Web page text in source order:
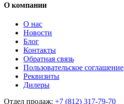
О компании
О нас
Новости
Блог
Контакты
Обратная связь
Пользовательское соглашение
Реквизиты
Дилеры
Отдел продаж: +7 (812) 317-79-70